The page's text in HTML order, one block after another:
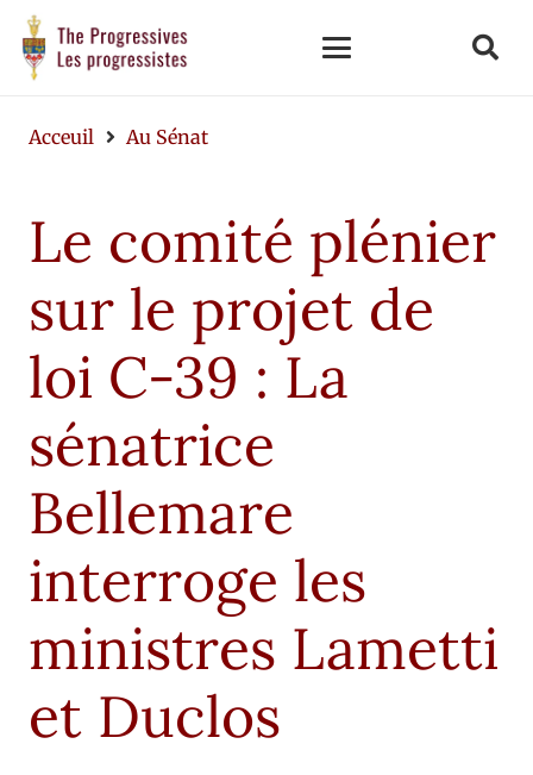
Acceuil Au Sénat
Le comité plénier
sur le projet de
loi C-39 : La
sénatrice
Bellemare
interroge les
ministres Lametti
et Duclos